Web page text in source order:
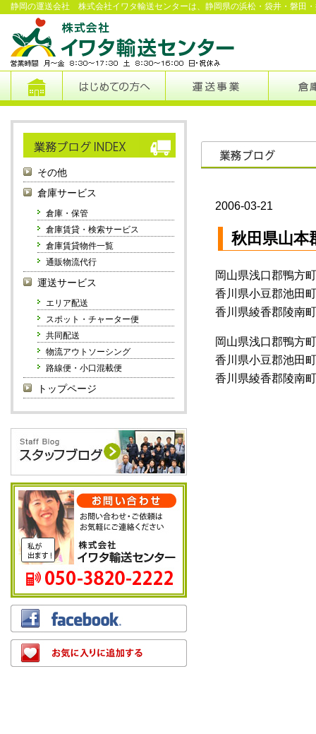
静岡の運送会社 株式会社イワタ輸送センターは、静岡県の浜松・袋井・磐田
その他
倉庫サービス
倉庫・保管
倉庫賃貸・検索サービス
倉庫賃貸物件一覧
通販物流代行
運送サービス
エリア配送
スポット・チャーター便
共同配送
物流アウトソーシング
路線便・小口混載便
トップページ
2006-03-21
秋田県山本
岡山県浅口郡鴨方
香川県小豆郡池田
香川県綾香郡陵南
岡山県浅口郡鴨方
香川県小豆郡池田
香川県綾香郡陵南